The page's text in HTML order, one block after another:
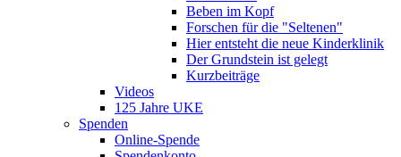
Beben im Kopf
Forschen für die "Seltenen"
Hier entsteht die neue Kinderklinik
Der Grundstein ist gelegt
Kurzbeiträge
Videos
125 Jahre UKE
Spenden
Online-Spende